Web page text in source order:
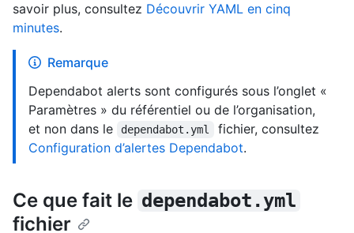
savoir plus, consultez Découvrir YAML en cinq
minutes.
Remarque
Dependabot alerts sont configurés sous l’onglet «
Paramètres » du référentiel ou de l’organisation,
et non dans le
dependabot.yml
fichier, consultez
Configuration d’alertes Dependabot.
Ce que fait le dependabot.yml
fichier